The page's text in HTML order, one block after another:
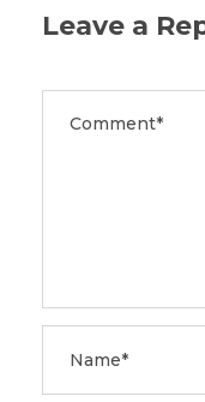
Leave a